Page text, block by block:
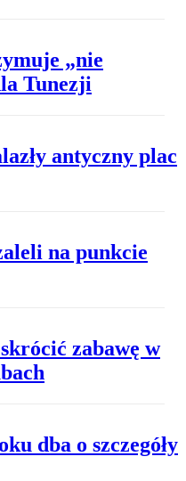
„nie
Tunezji
antyczny plac
na punkcie
zabawę w
dba o szczegóły